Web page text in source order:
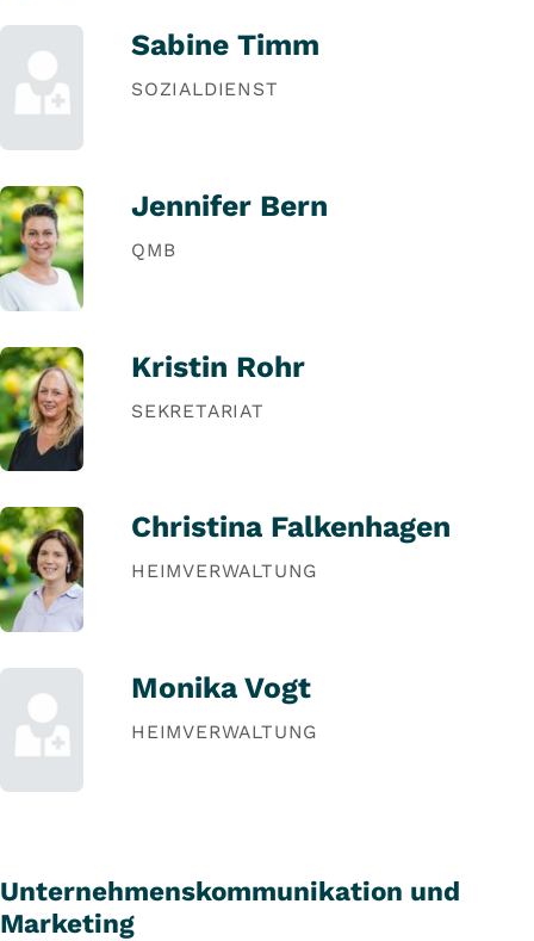
Sabine Timm
SOZIALDIENST
Jennifer Bern
QMB
Kristin Rohr
SEKRETARIAT
Christina Falkenhagen
HEIMVERWALTUNG
Monika Vogt
HEIMVERWALTUNG
Unternehmenskommunikation und
Marketing